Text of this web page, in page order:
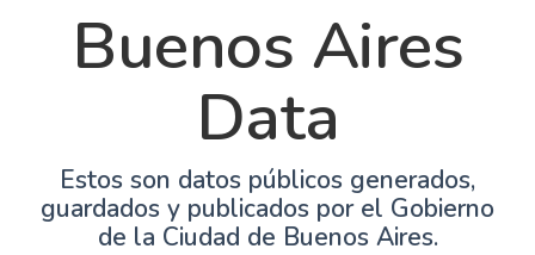
Buenos Aires
Data
Estos son datos públicos generados,
guardados y publicados por el Gobierno
de la Ciudad de Buenos Aires.